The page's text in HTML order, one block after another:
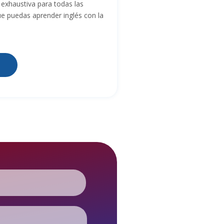
para todas las
puedas aprender inglés con la